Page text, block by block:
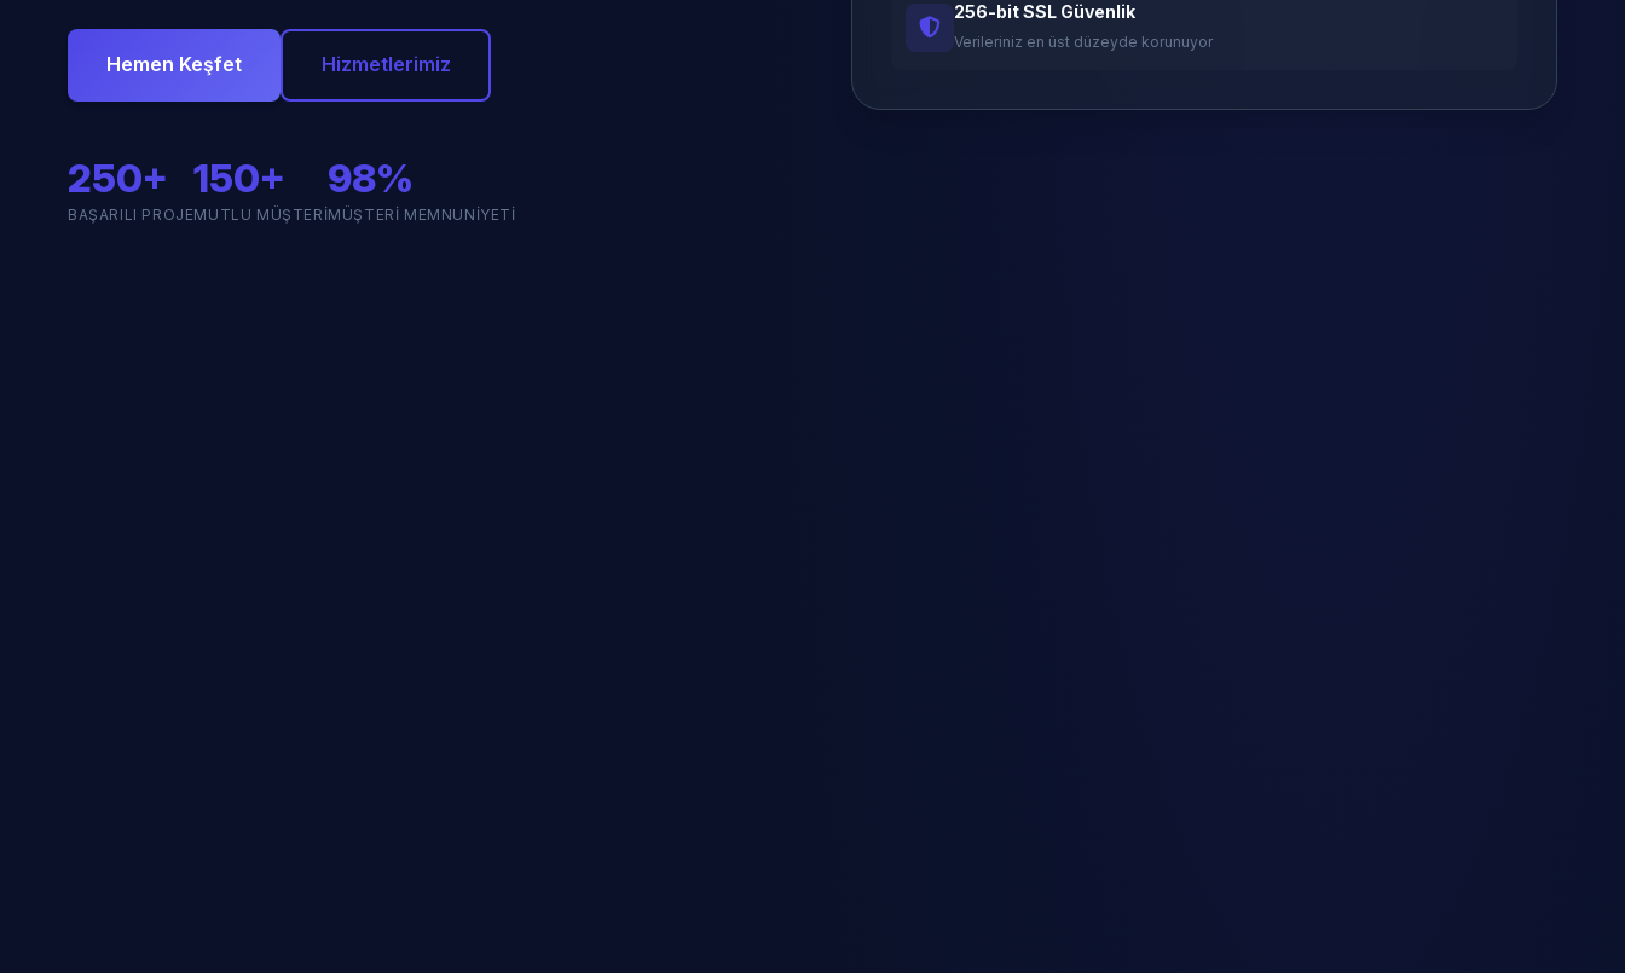
Hemen Keşfet Hizmetlerimiz
250+
BAŞARILI PROJE
150+
MUTLU MÜŞTERI
98%
MÜŞTERI MEMNUNIYETI
256-bit SSL Güvenlik
Verileriniz en üst düzeyde korunuyor